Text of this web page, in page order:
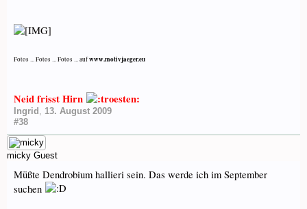
Fotos ... Fotos ... Fotos ... aufwww.motivjaeger.eu
Neid frisst Hirn
Ingrid , 13. August 2009
#38
micky Guest
Müßte Dendrobium hallieri sein. Das werde ich im September
suchen